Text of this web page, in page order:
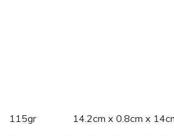
115gr 14.2cm x 0.8cm x